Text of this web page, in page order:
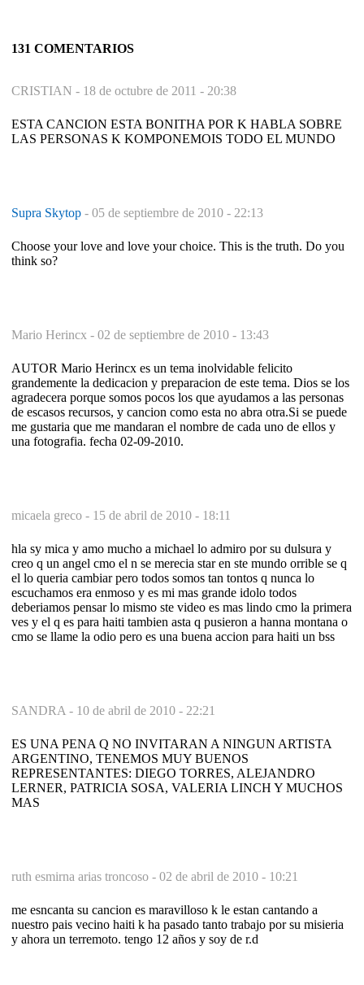
131 COMENTARIOS
CRISTIAN - 18 de octubre de 2011 - 20:38
ESTA CANCION ESTA BONITHA POR K HABLA SOBRE
LAS PERSONAS K KOMPONEMOIS TODO EL MUNDO
Supra Skytop - 05 de septiembre de 2010 - 22:13
Choose your love and love your choice. This is the truth. Do you
think so?
Mario Herincx - 02 de septiembre de 2010 - 13:43
AUTOR Mario Herincx es un tema inolvidable felicito
grandemente la dedicacion y preparacion de este tema. Dios se los
agradecera porque somos pocos los que ayudamos a las personas
de escasos recursos, y cancion como esta no abra otra.Si se puede
me gustaria que me mandaran el nombre de cada uno de ellos y
una fotografia. fecha 02-09-2010.
micaela greco - 15 de abril de 2010 - 18:11
hla sy mica y amo mucho a michael lo admiro por su dulsura y
creo q un angel cmo el n se merecia star en ste mundo orrible se q
el lo queria cambiar pero todos somos tan tontos q nunca lo
escuchamos era enmoso y es mi mas grande idolo todos
deberiamos pensar lo mismo ste video es mas lindo cmo la primera
ves y el q es para haiti tambien asta q pusieron a hanna montana o
cmo se llame la odio pero es una buena accion para haiti un bss
SANDRA - 10 de abril de 2010 - 22:21
ES UNA PENA Q NO INVITARAN A NINGUN ARTISTA
ARGENTINO, TENEMOS MUY BUENOS
REPRESENTANTES: DIEGO TORRES, ALEJANDRO
LERNER, PATRICIA SOSA, VALERIA LINCH Y MUCHOS
MAS
ruth esmirna arias troncoso - 02 de abril de 2010 - 10:21
me esncanta su cancion es maravilloso k le estan cantando a
nuestro pais vecino haiti k ha pasado tanto trabajo por su misieria
y ahora un terremoto. tengo 12 años y soy de r.d